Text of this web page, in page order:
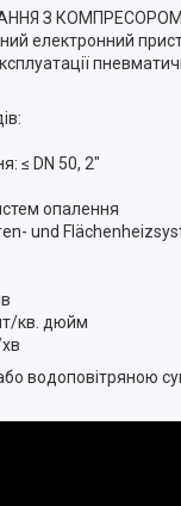
З
електронний
≤ DN 50, 2"
опалення
und
кв. дюйм
водоповітряною